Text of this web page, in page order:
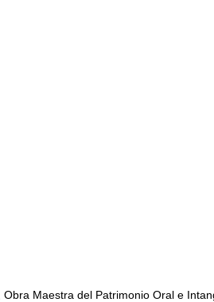
Maestra del Patrimonio Oral e